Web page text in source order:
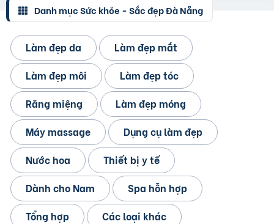
Danh mục Sức khỏe - Sắc đẹp Đà Nẵng
Làm đẹp da
Làm đẹp mắt
Làm đẹp môi
Làm đẹp tóc
Răng miệng
Làm đẹp móng
Máy massage
Dụng cụ làm đẹp
Nước hoa
Thiết bị y tế
Dành cho Nam
Spa hỗn hợp
Tổng hợp
Các loại khác